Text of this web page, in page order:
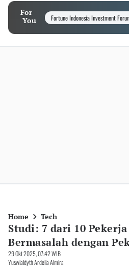
For
You
Fortune Indonesia Investment
Home Tech
Studi: 7 dari 10
Bermasalah dengan
29 Okt 2025, 07:42 WIB
Yuswialdyth Ardelia Almira